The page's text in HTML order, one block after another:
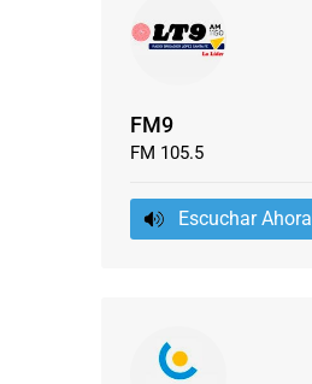
FM9
FM 105.5
Escuchar Ahora